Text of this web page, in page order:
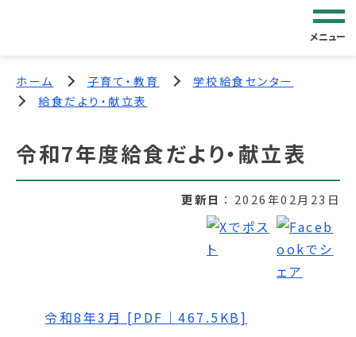
メニュー
ホーム 子育て・教育
学校給食センター
給食だより・献立表
令和7年度給食だより・献立表
更新日 2026年02月23日
令和8年3月 [PDF｜467.5KB]